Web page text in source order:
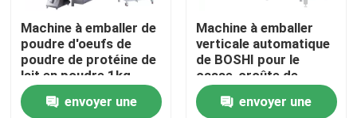
Machine à emballer de granulés
machine de remplissage de poudre
Machine à emballer de casse-croûte
Machine à emballer de
poudre d'oeufs de
poudre de protéine de
lait en poudre 1kg
automatique
envoyer une
Machine à emballer
verticale automatique
de BOSHI pour le
casse-croûte de
nourriture de granule
envoyer une